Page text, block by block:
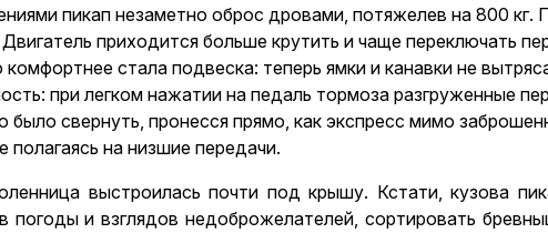
пикап незаметно оброс дровами, потяжелев на 800 кг.
приходится больше крутить и чаще переключать
комфортнее стала подвеска: теперь ямки и канавки не
при легком нажатии на педаль тормоза разгруженные
было свернуть, пронесся прямо, как экспресс мимо
на низшие передачи.
выстроилась почти под крышу. Кстати, кузова
и взглядов недоброжелателей, сортировать